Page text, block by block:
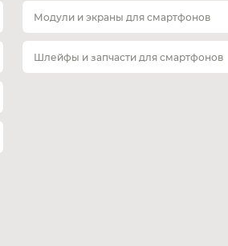
Модули и экраны для смартфонов
Шлейфы и запчасти для смартфонов